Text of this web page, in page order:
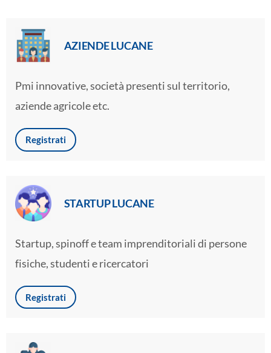
AZIENDE LUCANE
Pmi innovative, società presenti sul territorio,
aziende agricole etc.
Registrati
STARTUP LUCANE
Startup, spinoff e team imprenditoriali di persone
fisiche, studenti e ricercatori
Registrati